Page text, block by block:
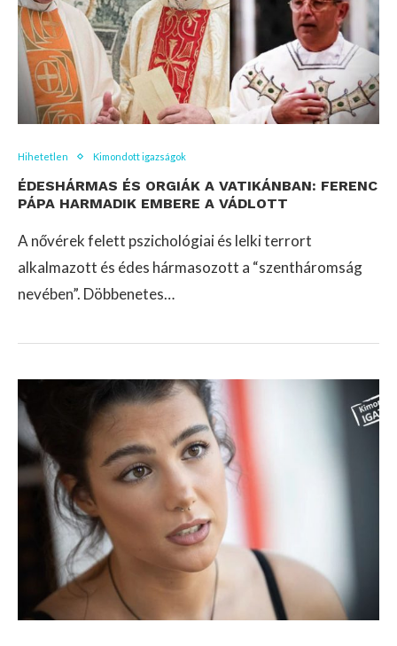
Hihetetlen Kimondott igazságok
ÉDESHÁRMAS ÉS ORGIÁK A VATIKÁNBAN: FERENC
PÁPA HARMADIK EMBERE A VÁDLOTT
A nővérek felett pszichológiai és lelki terrort
alkalmazott és édes hármasozott a “szentháromság
nevében”. Döbbenetes…